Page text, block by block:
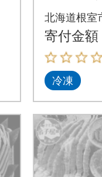
ン・帆
D-42062
北海道根室
寄付金額
冷凍